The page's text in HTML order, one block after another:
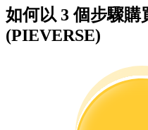
合約資訊
包含交易情況等的大數
如何以 3 個步驟購
(PIEVERSE)